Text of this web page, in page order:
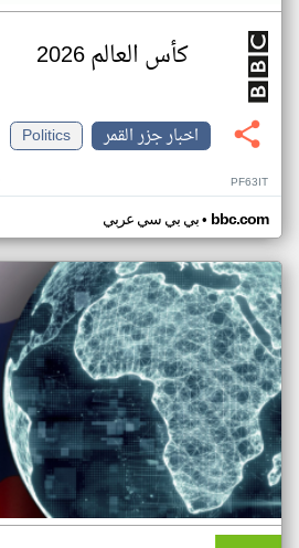
كأس العالم 2026
اخبار جزر القمر
Politics
PF63IT
بي بي سي عربي• bbc.com